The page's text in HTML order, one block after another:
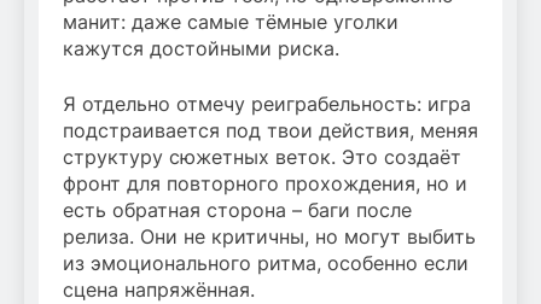
манит: даже самые тёмные уголки
кажутся достойными риска.
Я отдельно отмечу реиграбельность: игра
подстраивается под твои действия, меняя
структуру сюжетных веток. Это создаёт
фронт для повторного прохождения, но и
есть обратная сторона – баги после
релиза. Они не критичны, но могут выбить
из эмоционального ритма, особенно если
сцена напряжённая.